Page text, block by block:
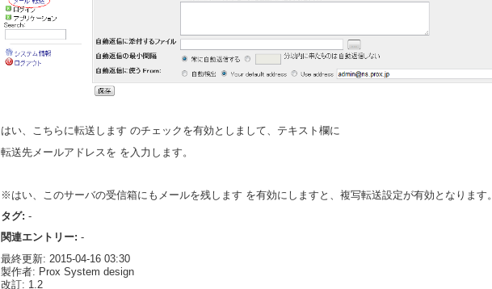
はい、こちらに転送します のチェックを有効としまして、テキスト欄に
転送先メールアドレスを を入力します。
※はい、このサーバの受信箱にもメールを残します を有効にしますと、複写転送設定が有効となります。
タグ: -
関連エントリー: -
最終更新: 2015-04-16 03:30
製作者: Prox System design
改訂: 1.2